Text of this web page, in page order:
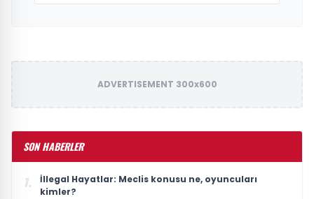
ADVERTISEMENT 300x600
SON HABERLER
1.
İllegal Hayatlar: Meclis konusu ne, oyuncuları
kimler?